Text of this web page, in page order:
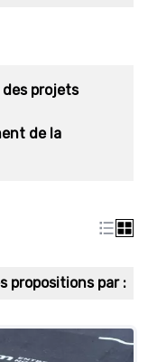
projets
de la
propositions par :